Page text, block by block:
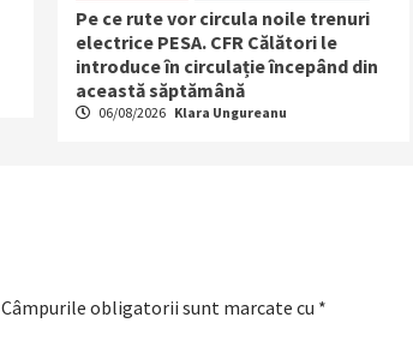
Pe ce rute vor circula noile trenuri
electrice PESA. CFR Călători le
introduce în circulație începând din
această săptămână
06/08/2026 Klara Ungureanu
Câmpurile obligatorii sunt marcate cu *